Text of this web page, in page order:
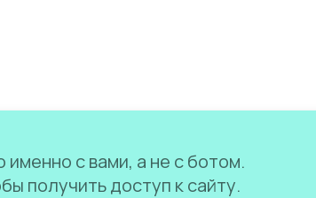
с вами, а не с ботом.
получить доступ к сайту.